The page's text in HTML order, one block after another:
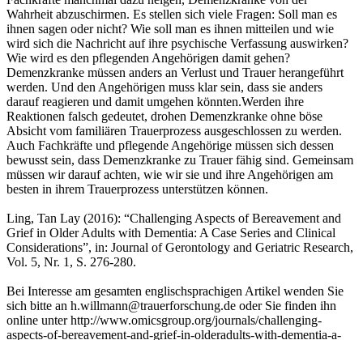
Wahrheit abzuschirmen. Es stellen sich viele Fragen: Soll man es
ihnen sagen oder nicht? Wie soll man es ihnen mitteilen und wie
wird sich die Nachricht auf ihre psychische Verfassung auswirken?
Wie wird es den pflegenden Angehörigen damit gehen?
Demenzkranke müssen anders an Verlust und Trauer herangeführt
werden. Und den Angehörigen muss klar sein, dass sie anders
darauf reagieren und damit umgehen könnten.Werden ihre
Reaktionen falsch gedeutet, drohen Demenzkranke ohne böse
Absicht vom familiären Trauerprozess ausgeschlossen zu werden.
Auch Fachkräfte und pflegende Angehörige müssen sich dessen
bewusst sein, dass Demenzkranke zu Trauer fähig sind. Gemeinsam
müssen wir darauf achten, wie wir sie und ihre Angehörigen am
besten in ihrem Trauerprozess unterstützen können.
Ling, Tan Lay (2016): “Challenging Aspects of Bereavement and
Grief in Older Adults with Dementia: A Case Series and Clinical
Considerations”, in: Journal of Gerontology and Geriatric Research,
Vol. 5, Nr. 1, S. 276-280.
Bei Interesse am gesamten englischsprachigen Artikel wenden Sie
sich bitte an h.willmann@trauerforschung.de oder Sie finden ihn
online unter http://www.omicsgroup.org/journals/challenging-
aspects-of-bereavement-and-grief-in-olderadults-with-dementia-a-